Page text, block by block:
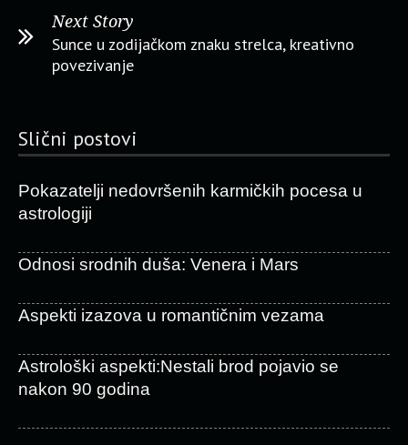
Next Story
Sunce u zodijačkom znaku strelca, kreativno
povezivanje
Slični postovi
Pokazatelji nedovršenih karmičkih pocesa u
astrologiji
Odnosi srodnih duša: Venera i Mars
Aspekti izazova u romantičnim vezama
Astrološki aspekti:Nestali brod pojavio se
nakon 90 godina